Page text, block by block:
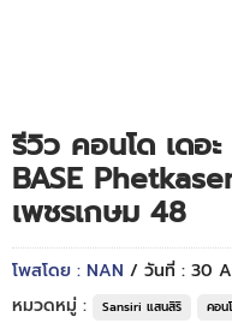
รีวิว คอนโด เดอ
BASE
เพชรเกษม 48
โพสโดย : NAN / วันที่ : 30
หมวดหมู่ :
Sansiri แสนสิริ คอน